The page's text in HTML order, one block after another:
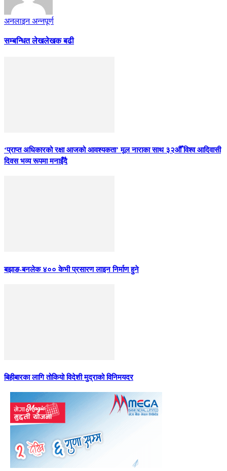
अनलाइन अन्नपूर्ण
सम्बन्धित लेखलेखक बढी
‘प्राप्त अधिकारको रक्षा आजको आवश्यकता’ मूल नाराका साथ ३२औँ विश्व आदिवासी
दिवस भव्य रूपमा मनाइँदै
बझाङ-बनलेक ४०० केभी प्रसारण लाइन निर्माण हुने
बिहीबारका लागि तोकियो विदेशी मुद्राको विनिमयदर